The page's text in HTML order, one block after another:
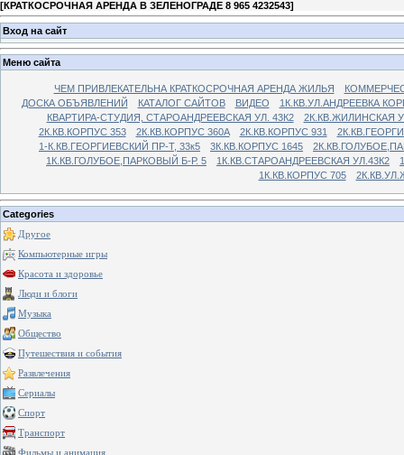
[КРАТКОСРОЧНАЯ АРЕНДА В ЗЕЛЕНОГРАДЕ 8 965 4232543]
Вход на сайт
Меню сайта
ЧЕМ ПРИВЛЕКАТЕЛЬНА КРАТКОСРОЧНАЯ АРЕНДА ЖИЛЬЯ
ДОСКА ОБЪЯВЛЕНИЙ
КАТАЛОГ САЙТОВ ВИДЕО
1К.КВ.УЛ.АНДРЕЕВКА
КВАРТИРА-СТУДИЯ, СТАРОАНДРЕЕВСКАЯ УЛ. 43К2
2К.КВ.ЖИЛИНСКАЯ
2К.КВ.КОРПУС 353
2К.КВ.КОРПУС 360А 2К.КВ.КОРПУС 931
1-К.КВ.ГЕОРГИЕВСКИЙ ПР-Т, 33к5
3К.КВ.КОРПУС 1645
1К.КВ.ГОЛУБОЕ,ПАРКОВЫЙ Б-Р. 5
1К.КВ.СТАРОАНДРЕЕВСКАЯ УЛ.43К2
1К.КВ.КОРПУС 705
Categories
Другое
Компьютерные игры
Красота и здоровье
Люди и блоги
Музыка
Общество
Путешествия и события
Развлечения
Сериалы
Спорт
Транспорт
Фильмы и анимация